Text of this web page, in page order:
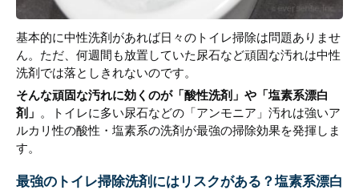
基本的に中性洗剤があれば日々のトイレ掃除は問題ありませ
ん。ただ、何週間も放置していた尿石など頑固な汚れは中性
洗剤では落としきれないのです。
そんな頑固な汚れに効くのが「酸性洗剤」や「塩素系漂白
剤」 。トイレに多い尿石などの「アンモニア」汚れは強いア
ルカリ性の酸性・塩素系の洗剤が最強の掃除効果を発揮しま
す。
最強のトイレ掃除洗剤にはリスクがある？塩素系漂白